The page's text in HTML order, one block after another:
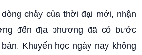
chảy của thời đại mới, nhận
đến địa phương đã có bước
Khuyến học ngày nay không